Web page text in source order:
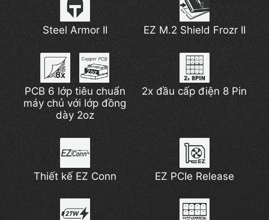
Steel Armor II EZ M.2 Shield Frozr II
PCB 6 lớp tiêu chuẩn
máy chủ với lớp đồng
dày 2oz
2x đầu cấp điện 8 Pin
Thiết kế EZ Conn EZ PCIe Release
Wi-Fi 7 mới nhất Hỗ trợ DDR5
Lightning Gen 5
M.2 Shield Frozr Hỗ trợ quạt bơm